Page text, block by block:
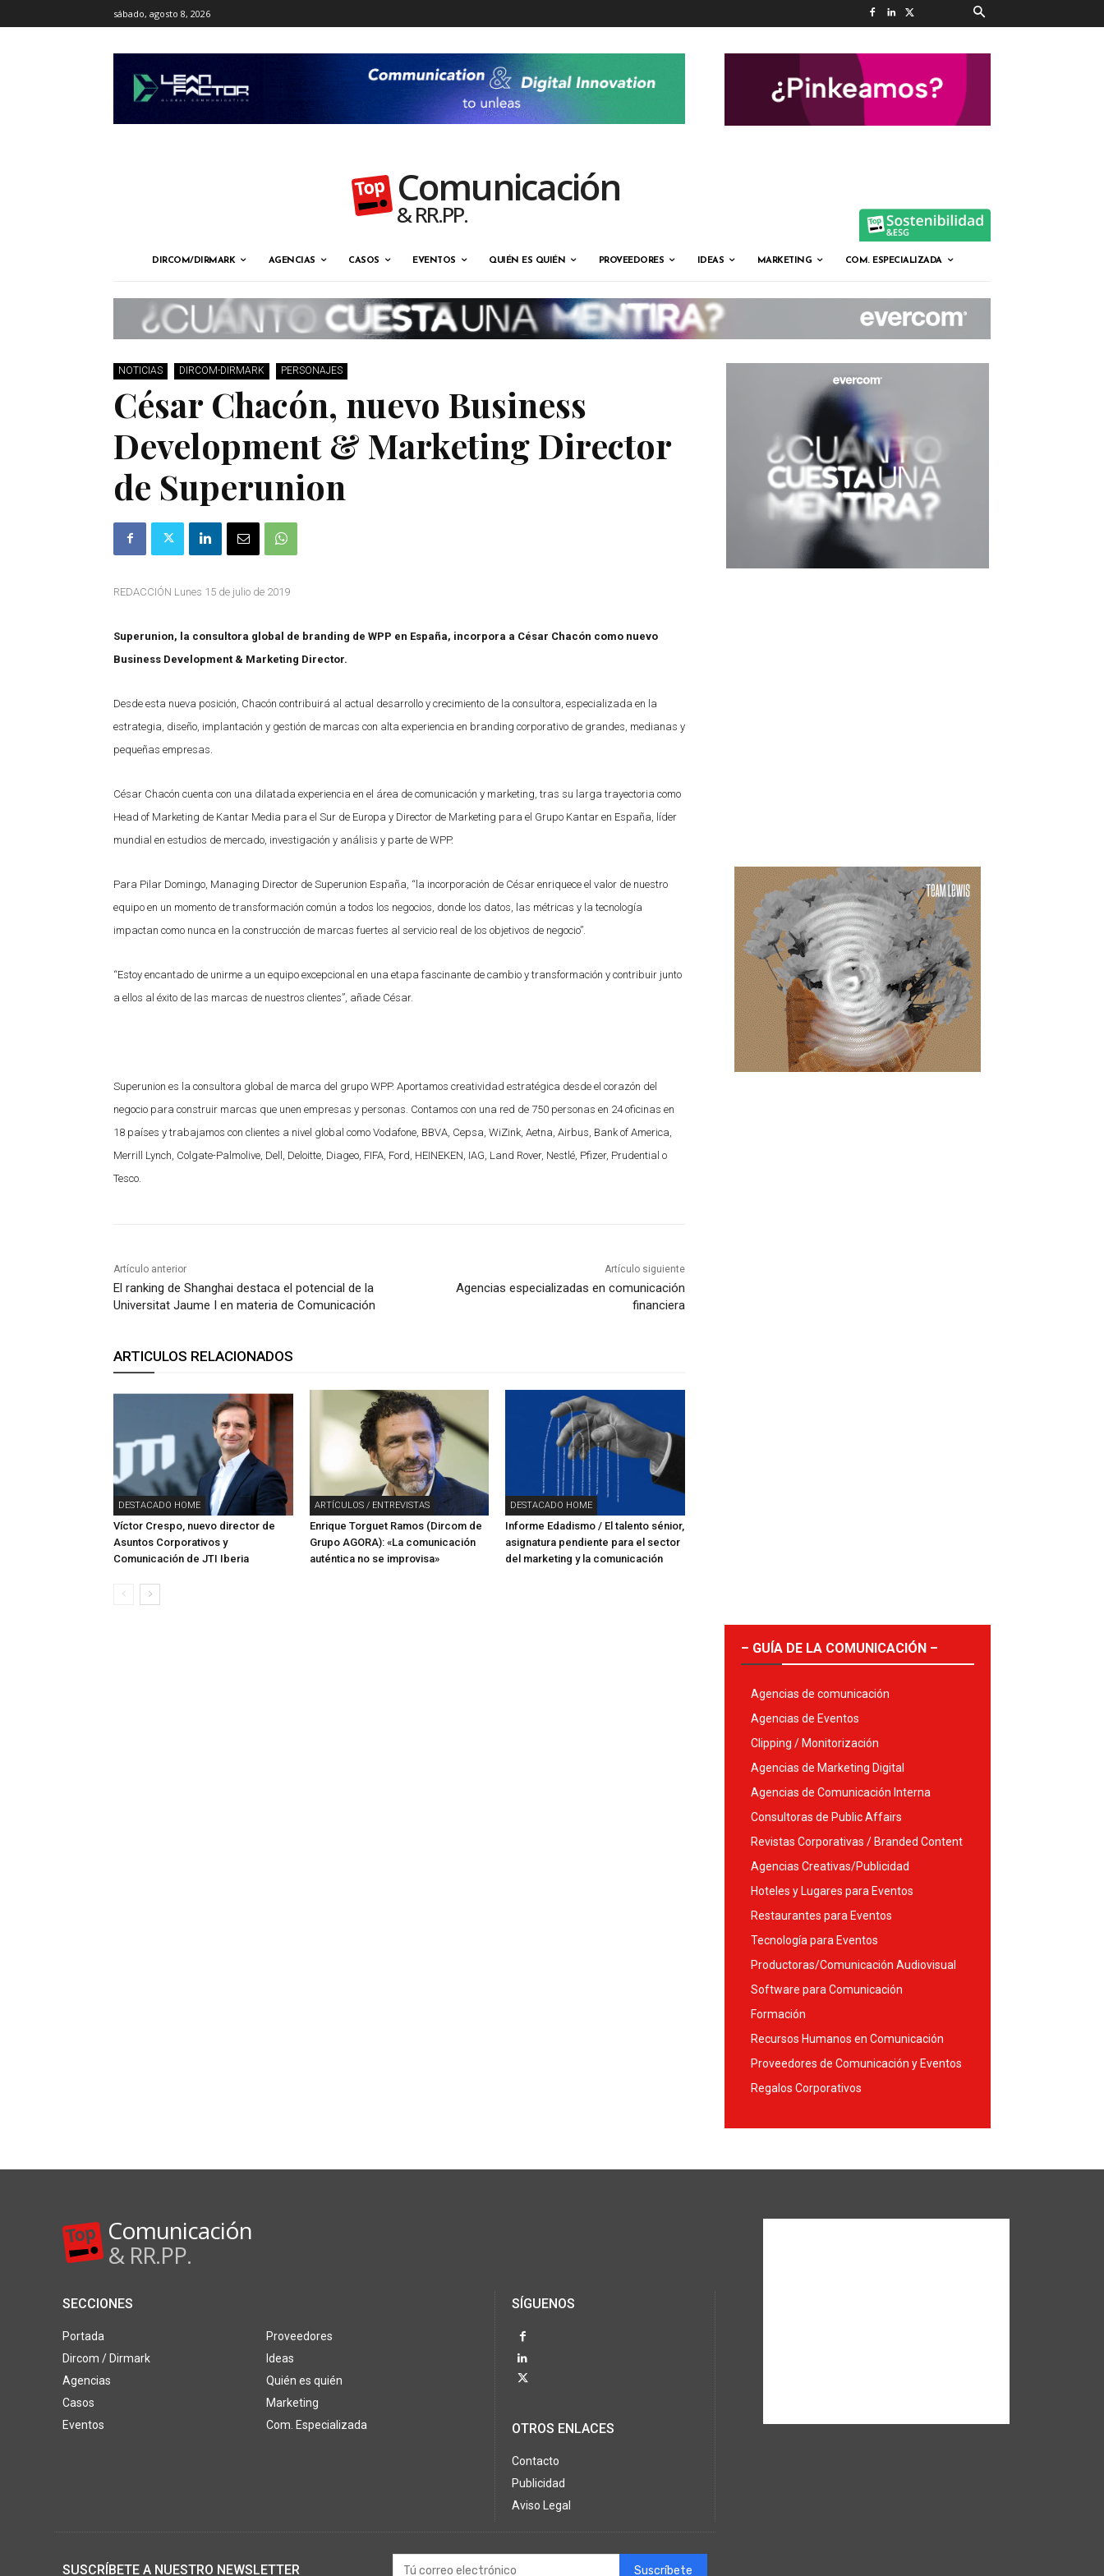
sábado, agosto 8, 2026
Comunicación
& RR.PP.
DIRCOM/DIRMARK AGENCIAS CASOS EVENTOS QUIÉN ES QUIÉN PROVEEDORES IDEAS MARKETING COM. ESPECIALIZADA
NOTICIAS DIRCOM-DIRMARK PERSONAJES
César Chacón, nuevo Business
Development & Marketing Director
de Superunion
REDACCIÓN Lunes 15 de julio de 2019
Superunion, la consultora global de branding de WPP en España, incorpora a César Chacón como nuevo
Business Development & Marketing Director.
Desde esta nueva posición, Chacón contribuirá al actual desarrollo y crecimiento de la consultora, especializada en la
estrategia, diseño, implantación y gestión de marcas con alta experiencia en branding corporativo de grandes, medianas y
pequeñas empresas.
César Chacón cuenta con una dilatada experiencia en el área de comunicación y marketing, tras su larga trayectoria como
Head of Marketing de Kantar Media para el Sur de Europa y Director de Marketing para el Grupo Kantar en España, líder
mundial en estudios de mercado, investigación y análisis y parte de WPP.
Para Pilar Domingo, Managing Director de Superunion España, “la incorporación de César enriquece el valor de nuestro
equipo en un momento de transformación común a todos los negocios, donde los datos, las métricas y la tecnología
impactan como nunca en la construcción de marcas fuertes al servicio real de los objetivos de negocio”.
“Estoy encantado de unirme a un equipo excepcional en una etapa fascinante de cambio y transformación y contribuir junto
a ellos al éxito de las marcas de nuestros clientes”, añade César.
Superunion es la consultora global de marca del grupo WPP. Aportamos creatividad estratégica desde el corazón del
negocio para construir marcas que unen empresas y personas. Contamos con una red de 750 personas en 24 oficinas en
18 países y trabajamos con clientes a nivel global como Vodafone, BBVA, Cepsa, WiZink, Aetna, Airbus, Bank of America,
Merrill Lynch, Colgate-Palmolive, Dell, Deloitte, Diageo, FIFA, Ford, HEINEKEN, IAG, Land Rover, Nestlé, Pfizer, Prudential o
Tesco.
Artículo anterior
El ranking de Shanghai destaca el potencial de la
Universitat Jaume I en materia de Comunicación
Artículo siguiente
Agencias especializadas en comunicación
financiera
ARTICULOS RELACIONADOS
DESTACADO HOME
Víctor Crespo, nuevo director de
Asuntos Corporativos y
Comunicación de JTI Iberia
ARTÍCULOS / ENTREVISTAS
Enrique Torguet Ramos (Dircom de
Grupo AGORA): «La comunicación
auténtica no se improvisa»
DESTACADO HOME
Informe Edadismo / El talento sénior,
asignatura pendiente para el sector
del marketing y la comunicación
– GUÍA DE LA COMUNICACIÓN –
Agencias de comunicación
Agencias de Eventos
Clipping / Monitorización
Agencias de Marketing Digital
Agencias de Comunicación Interna
Consultoras de Public Affairs
Revistas Corporativas / Branded Content
Agencias Creativas/Publicidad
Hoteles y Lugares para Eventos
Restaurantes para Eventos
Tecnología para Eventos
Productoras/Comunicación Audiovisual
Software para Comunicación
Formación
Recursos Humanos en Comunicación
Proveedores de Comunicación y Eventos
Regalos Corporativos
Comunicación
& RR.PP.
SECCIONES
Portada
Dircom / Dirmark
Agencias
Casos
Eventos
Proveedores
Ideas
Quién es quién
Marketing
Com. Especializada
SÍGUENOS
OTROS ENLACES
Contacto
Publicidad
Aviso Legal
SUSCRÍBETE A NUESTRO NEWSLETTER Suscríbete